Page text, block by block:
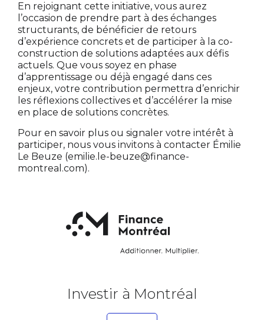
En rejoignant cette initiative, vous aurez
l’occasion de prendre part à des échanges
structurants, de bénéficier de retours
d’expérience concrets et de participer à la co-
construction de solutions adaptées aux défis
actuels. Que vous soyez en phase
d’apprentissage ou déjà engagé dans ces
enjeux, votre contribution permettra d’enrichir
les réflexions collectives et d’accélérer la mise
en place de solutions concrètes.
Pour en savoir plus ou signaler votre intérêt à
participer, nous vous invitons à contacter Émilie
Le Beuze (emilie.le-beuze@finance-
montreal.com).
Investir à Montréal